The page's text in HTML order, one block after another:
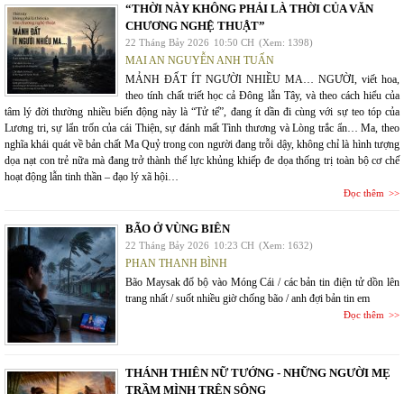
“THỜI NÀY KHÔNG PHẢI LÀ THỜI CỦA VĂN
CHƯƠNG NGHỆ THUẬT”
22 Tháng Bảy 2026 10:50 CH (Xem: 1398)
MAI AN NGUYỄN ANH TUẤN
MẢNH ĐẤT ÍT NGƯỜI NHIỀU MA… NGƯỜI, viết hoa,
theo tính chất triết học cả Đông lẫn Tây, và theo cách hiểu của
tâm lý đời thường nhiều biến động này là “Tử tế”, đang ít dần đi cùng với sự teo tóp của
Lương tri, sự lẩn trốn của cái Thiện, sự đánh mất Tình thương và Lòng trắc ẩn… Ma, theo
nghĩa khái quát về bản chất Ma Quỷ trong con người đang trỗi dậy, không chỉ là hình tượng
dọa nạt con trẻ nữa mà đang trở thành thế lực khủng khiếp đe dọa thống trị toàn bộ cơ chế
hoạt động lẫn tinh thần – đạo lý xã hội…
Đọc thêm
BÃO Ở VÙNG BIÊN
22 Tháng Bảy 2026 10:23 CH (Xem: 1632)
PHAN THANH BÌNH
Bão Maysak đổ bộ vào Móng Cái / các bản tin điện tử dồn lên
trang nhất / suốt nhiều giờ chống bão / anh đợi bản tin em
Đọc thêm
THÁNH THIÊN NỮ TƯỚNG - NHỮNG NGƯỜI MẸ
TRẦM MÌNH TRÊN SÔNG